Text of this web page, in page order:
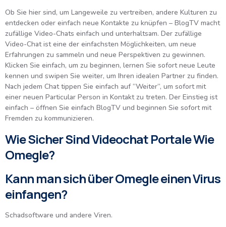
Ob Sie hier sind, um Langeweile zu vertreiben, andere Kulturen zu
entdecken oder einfach neue Kontakte zu knüpfen – BlogTV macht
zufällige Video-Chats einfach und unterhaltsam. Der zufällige
Video-Chat ist eine der einfachsten Möglichkeiten, um neue
Erfahrungen zu sammeln und neue Perspektiven zu gewinnen.
Klicken Sie einfach, um zu beginnen, lernen Sie sofort neue Leute
kennen und swipen Sie weiter, um Ihren idealen Partner zu finden.
Nach jedem Chat tippen Sie einfach auf “Weiter”, um sofort mit
einer neuen Particular Person in Kontakt zu treten. Der Einstieg ist
einfach – öffnen Sie einfach BlogTV und beginnen Sie sofort mit
Fremden zu kommunizieren.
Wie Sicher Sind Videochat Portale Wie
Omegle?
Kann man sich über Omegle einen Virus
einfangen?
Schadsoftware und andere Viren.